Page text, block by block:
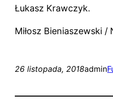
Łukasz Krawczyk.
Miłosz Bieniaszewski /
26 listopada, 2018admin